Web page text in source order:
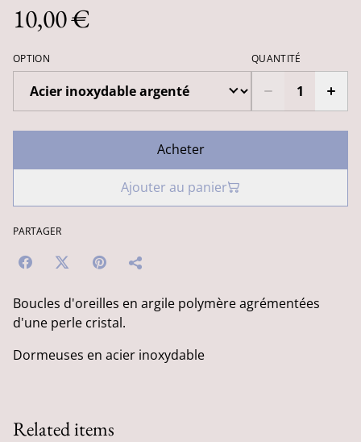
10,00 €
OPTION QUANTITÉ
Acheter
Ajouter au panier
PARTAGER
Boucles d'oreilles en argile polymère agrémentées
d'une perle cristal.
Dormeuses en acier inoxydable
Related items